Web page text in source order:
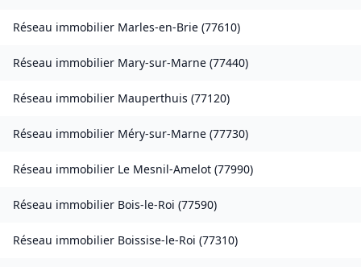
Réseau immobilier Marles-en-Brie (77610)
Réseau immobilier Mary-sur-Marne (77440)
Réseau immobilier Mauperthuis (77120)
Réseau immobilier Méry-sur-Marne (77730)
Réseau immobilier Le Mesnil-Amelot (77990)
Réseau immobilier Bois-le-Roi (77590)
Réseau immobilier Boissise-le-Roi (77310)